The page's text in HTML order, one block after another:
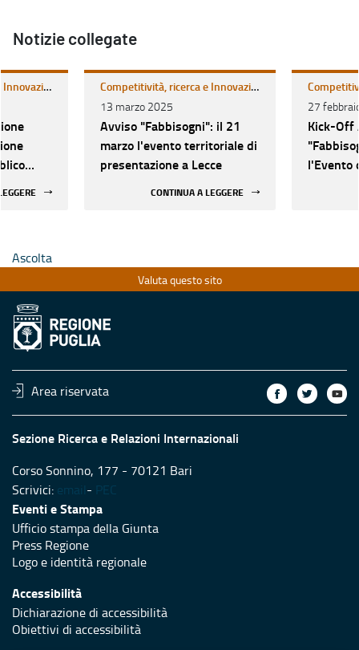
Notizie collegate
Competitività, ricerca e Innovazione
Competitività, ricerca e Innovazione
13 marzo 2025
Avviso "Fabbisogni": il 21
marzo l'evento territoriale di
presentazione a Lecce
CONTINUA A LEGGERE
27
Kick-Off
l'Evento
Ascolta
Valuta questo sito
Area riservata
Sezione Ricerca e Relazioni Internazionali
Corso Sonnino, 177 - 70121 Bari
Scrivici: email - PEC
Eventi e Stampa
Ufficio stampa della Giunta
Press Regione
Logo e identità regionale
Accessibilità
Dichiarazione di accessibilità
Obiettivi di accessibilità